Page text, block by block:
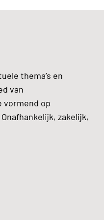
thema’s en
van
vormend op
zakelijk,